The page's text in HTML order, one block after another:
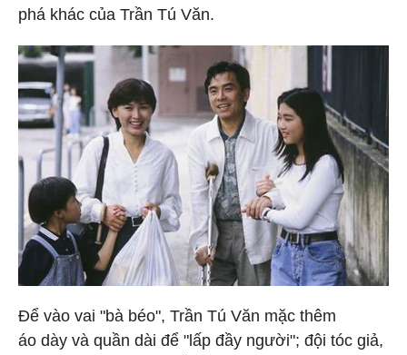
phá khác của Trần Tú Văn.
Để vào vai "bà béo", Trần Tú Văn mặc thêm
áo dày và quần dài để "lấp đầy người"; đội tóc giả,